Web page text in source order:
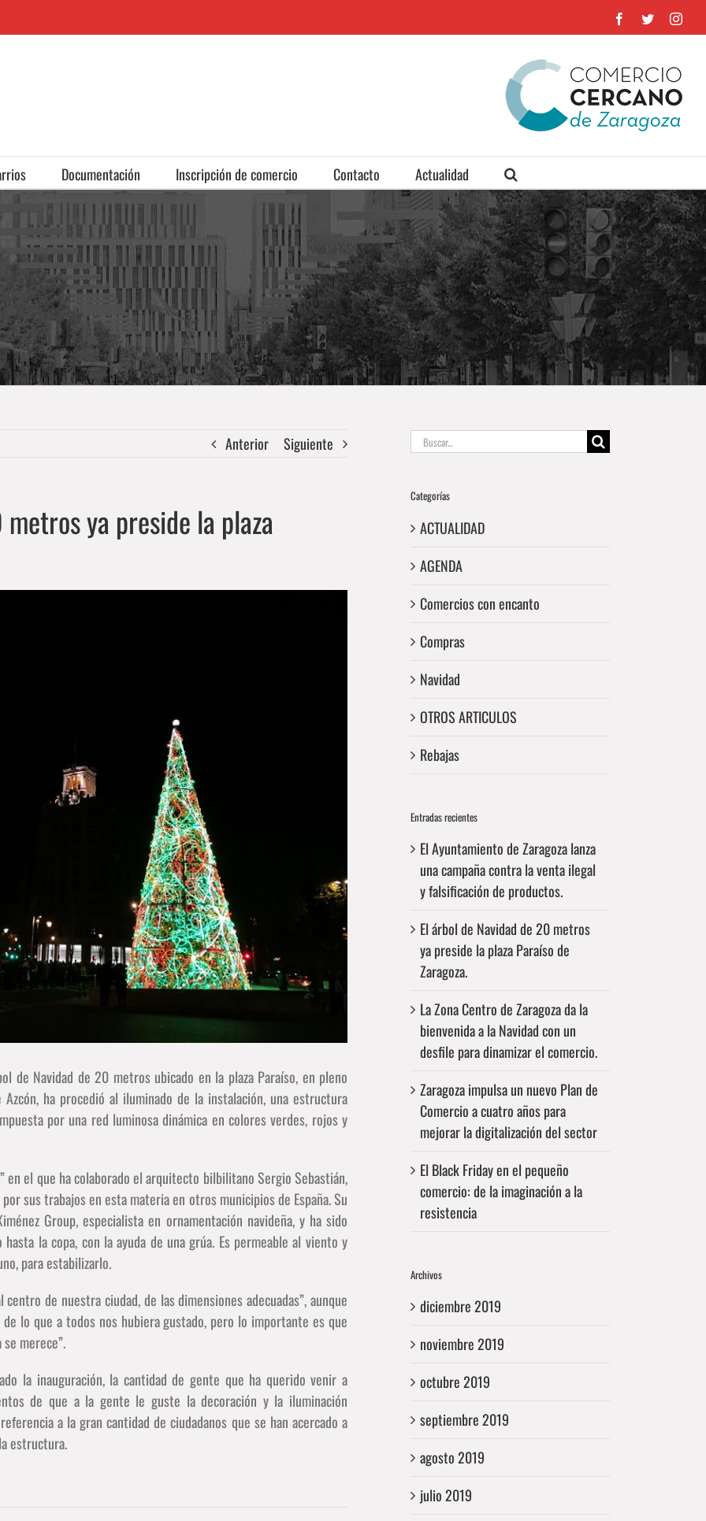
Facebook
Twitter
Documentación Inscripción de comercio Contacto Actualidad
Anterior Siguiente
ya preside la plaza
de Navidad de 20 metros ubicado en la plaza Paraíso, en pleno
Azcón, ha procedió al iluminado de la instalación, una estructura
por una red luminosa dinámica en colores verdes, rojos y
en el que ha colaborado el arquitecto bilbilitano Sergio Sebastián,
sus trabajos en esta materia en otros municipios de España. Su
Group, especialista en ornamentación navideña, y ha sido
la copa, con la ayuda de una grúa. Es permeable al viento y
para estabilizarlo.
de nuestra ciudad, de las dimensiones adecuadas”, aunque
lo que a todos nos hubiera gustado, pero lo importante es que
merece”.
la inauguración, la cantidad de gente que ha querido venir a
de que a la gente le guste la decoración y la iluminación
a la gran cantidad de ciudadanos que se han acercado a
estructura.
Buscar:
Categorías
ACTUALIDAD
AGENDA
Comercios con encanto
Compras
Navidad
OTROS ARTICULOS
Rebajas
Entradas recientes
El Ayuntamiento de Zaragoza lanza
una campaña contra la venta ilegal
y falsificación de productos.
El árbol de Navidad de 20 metros
ya preside la plaza Paraíso de
Zaragoza.
La Zona Centro de Zaragoza da la
bienvenida a la Navidad con un
desfile para dinamizar el comercio.
Zaragoza impulsa un nuevo Plan de
Comercio a cuatro años para
mejorar la digitalización del sector
El Black Friday en el pequeño
comercio: de la imaginación a la
resistencia
Archivos
diciembre 2019
noviembre 2019
octubre 2019
septiembre 2019
agosto 2019
julio 2019